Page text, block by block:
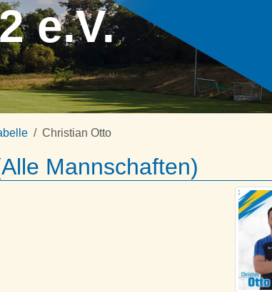
e.V.
Christian Otto
Mannschaften)